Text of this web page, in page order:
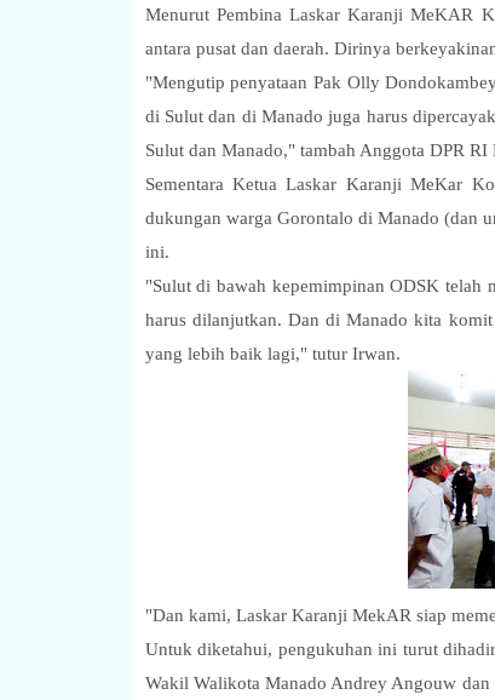
Menurut Pembina Laskar Karanji MeKAR
antara pusat dan daerah. Dirinya
"Mengutip penyataan Pak Olly
di Sulut dan di Manado juga harus
Sulut dan Manado," tambah Anggota DPR
Sementara Ketua Laskar Karanji MeKar
dukungan warga Gorontalo di Manado (dan
ini.
"Sulut di bawah kepemimpinan ODSK telah
harus dilanjutkan. Dan di Manado kita
yang lebih baik lagi," tutur Irwan.
"Dan kami, Laskar Karanji MekAR siap
Untuk diketahui, pengukuhan ini turut
Wakil Walikota Manado Andrey Angouw